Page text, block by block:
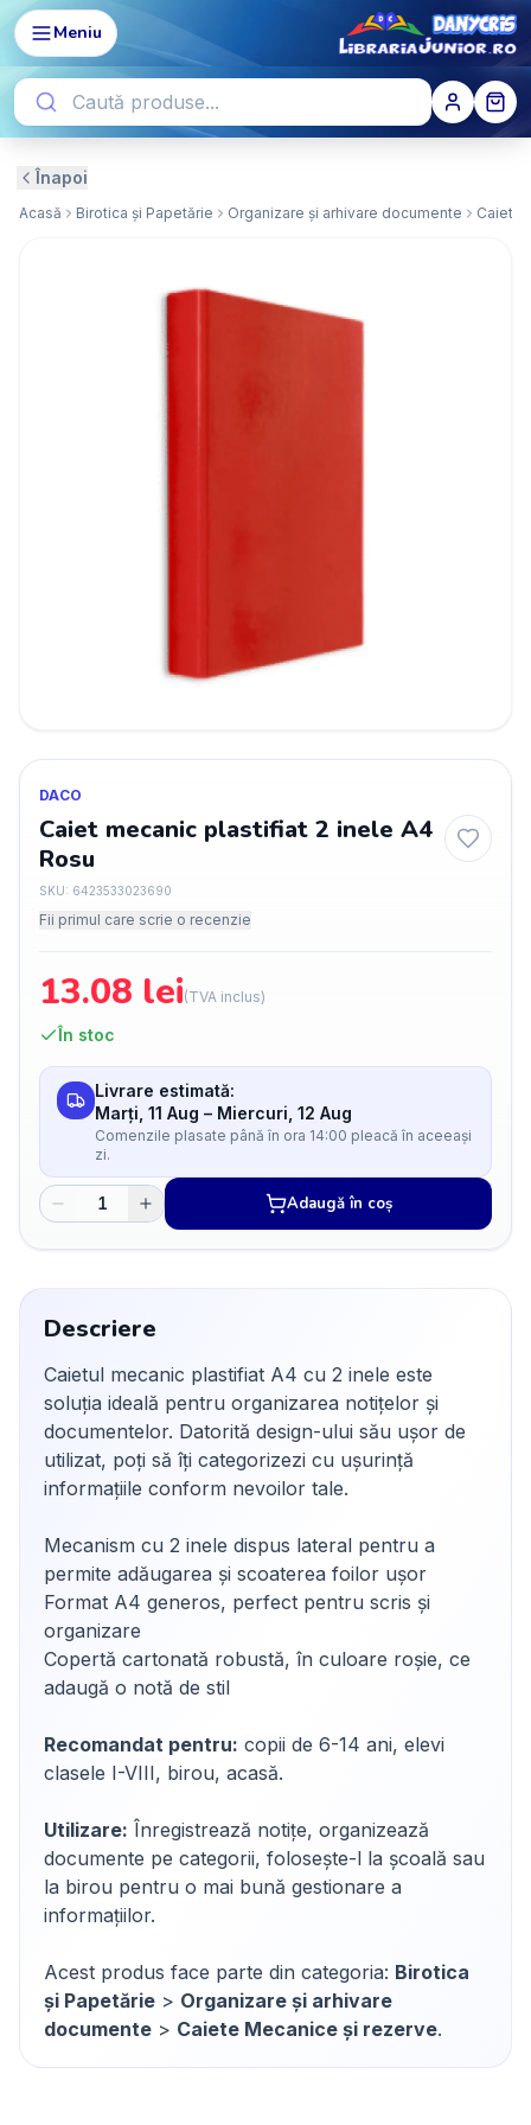
Meniu
Înapoi
Acasă Birotica și Papetărie Organizare și arhivare documente Caiete
DACO
Caiet mecanic plastifiat 2 inele A4
Rosu
SKU: 6423533023690
Fii primul care scrie o recenzie
13.08 lei(TVA inclus)
În stoc
Livrare estimată:
Marți, 11 Aug – Miercuri, 12 Aug
Comenzile plasate până în ora 14:00 pleacă în aceeași
zi.
Adaugă în coș
Descriere
Caietul mecanic plastifiat A4 cu 2 inele este
soluția ideală pentru organizarea notițelor și
documentelor. Datorită design-ului său ușor de
utilizat, poți să îți categorizezi cu ușurință
informațiile conform nevoilor tale.
Mecanism cu 2 inele dispus lateral pentru a
permite adăugarea și scoaterea foilor ușor
Format A4 generos, perfect pentru scris și
organizare
Copertă cartonată robustă, în culoare roșie, ce
adaugă o notă de stil
Recomandat pentru: copii de 6-14 ani, elevi
clasele I-VIII, birou, acasă.
Utilizare: Înregistrează notițe, organizează
documente pe categorii, folosește-l la școală sau
la birou pentru o mai bună gestionare a
informațiilor.
Acest produs face parte din categoria: Birotica
și Papetărie > Organizare și arhivare
documente > Caiete Mecanice și rezerve.